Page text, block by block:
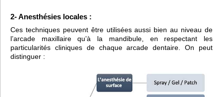
2- Anesthésies locales :
Ces techniques peuvent être utilisées aussi bien au niveau de
l’arcade maxillaire qu’à la mandibule, en respectant les
particularités cliniques de chaque arcade dentaire. On peut
distinguer :